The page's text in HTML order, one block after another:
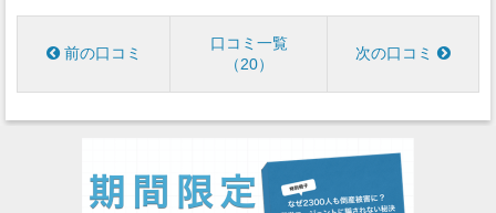
前の口コミ
口コミ一覧
20
次の口コミ